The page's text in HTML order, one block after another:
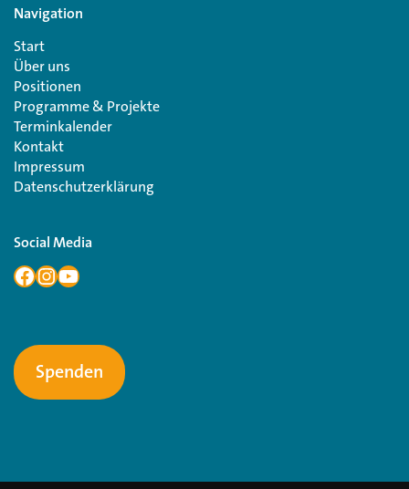
Navigation
Start
Über uns
Positionen
Programme & Projekte
Terminkalender
Kontakt
Impressum
Datenschutzerklärung
Social Media
Spenden